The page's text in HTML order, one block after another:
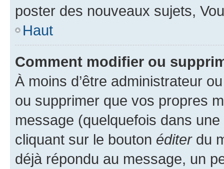
poster des nouveaux sujets,
Haut
Comment modifier ou
À moins d’être administrateur
ou supprimer que vos propres
message (quelquefois dans
cliquant sur le bouton éditerdu
déjà répondu au message, un